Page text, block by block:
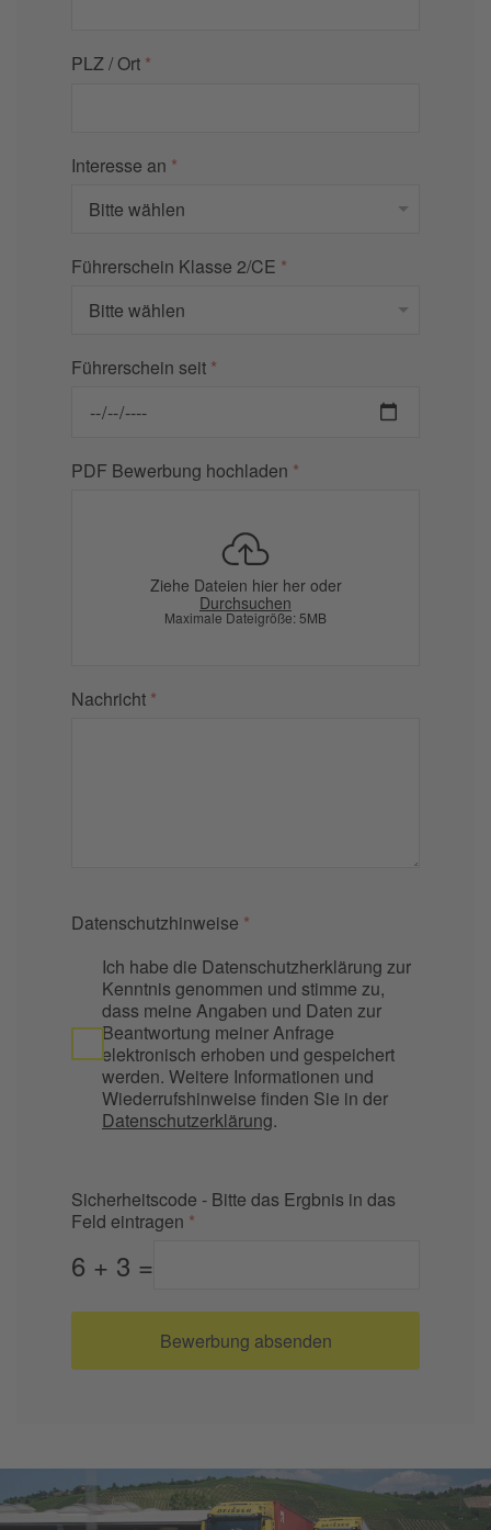
PLZ / Ort *
Interesse an *
Führerschein Klasse 2/CE *
Führerschein seit *
PDF Bewerbung hochladen *
Ziehe Dateien hier her oder
Durchsuchen
Maximale Dateigröße: 5MB
Nachricht *
Datenschutzhinweise *
Ich habe die Datenschutzherklärung zur
Kenntnis genommen und stimme zu,
dass meine Angaben und Daten zur
Beantwortung meiner Anfrage
elektronisch erhoben und gespeichert
werden. Weitere Informationen und
Wiederrufshinweise finden Sie in der
Datenschutzerklärung.
Sicherheitscode - Bitte das Ergbnis in das
Feld eintragen *
6 + 3 =
Bewerbung absenden